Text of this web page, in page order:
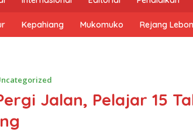
Kepahiang Mukomuko Rejang
Jalan, Pelajar 15